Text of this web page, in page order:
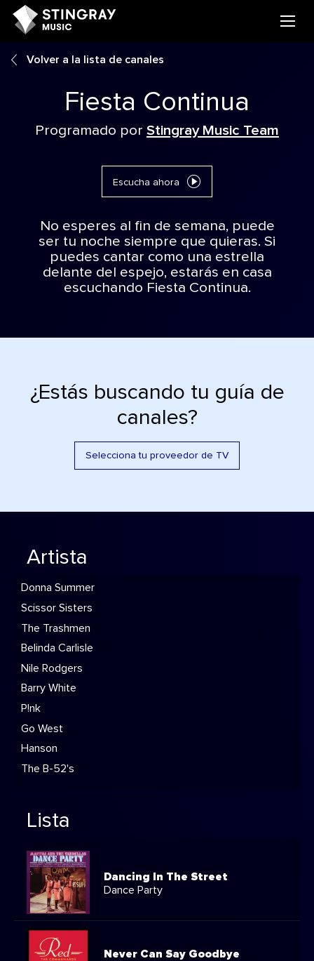
Volver a la lista de canales
Fiesta Continua
Programado por Stingray Music Team
Escucha ahora
No esperes al fin de semana, puede
ser tu noche siempre que quieras. Si
puedes cantar como una estrella
delante del espejo, estarás en casa
escuchando Fiesta Continua.
¿Estás buscando tu guía de
canales?
Selecciona tu proveedor de TV
Artista
Donna Summer
Scissor Sisters
The Trashmen
Belinda Carlisle
Nile Rodgers
Barry White
P!nk
Go West
Hanson
The B-52's
Lista
Dancing In The Street
Dance Party
Never Can Say Goodbye